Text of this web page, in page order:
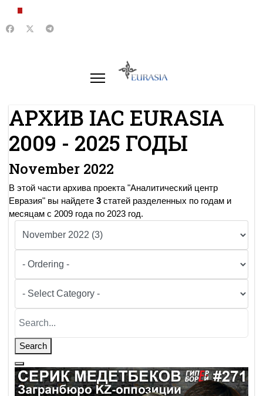
АРХИВ IAC EURASIA
2009 - 2025 ГОДЫ
November 2022
В этой части архива проекта "Аналитический центр
Евразия" вы найдете 3 статей разделенных по годам и
месяцам с 2009 года по 2023 год.
Search